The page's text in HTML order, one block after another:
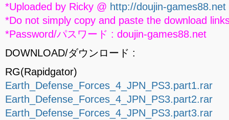
*Uploaded by Ricky @ http://doujin-games88.net
*Do not simply copy and paste the download
*Password/パスワード : doujin-games88.net
DOWNLOAD/ダウンロード :
RG(Rapidgator)
Earth_Defense_Forces_4_JPN_PS3.part1.rar
Earth_Defense_Forces_4_JPN_PS3.part2.rar
Earth_Defense_Forces_4_JPN_PS3.part3.rar